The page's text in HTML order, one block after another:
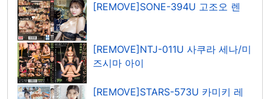
[REMOVE]SONE-394U 고조오 렌
[REMOVE]NTJ-011U 사쿠라 세나/미
즈시마 아이
[REMOVE]STARS-573U 카미키 레